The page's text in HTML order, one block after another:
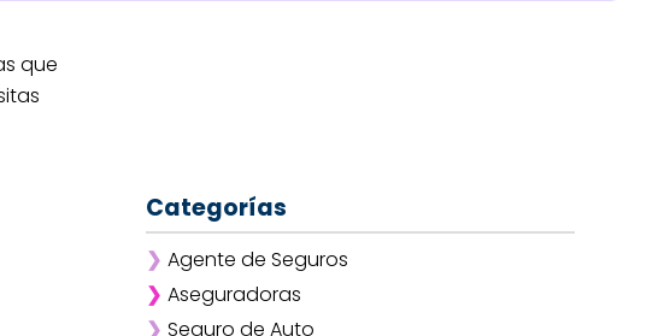
que
Categorías
❯ Agente de Seguros
❯ Aseguradoras
❯ Afirme
❯ Seguro de Auto